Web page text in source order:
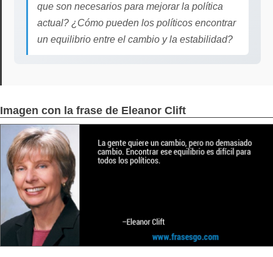
que son necesarios para mejorar la política
actual? ¿Cómo pueden los políticos encontrar
un equilibrio entre el cambio y la estabilidad?
Imagen con la frase de Eleanor Clift